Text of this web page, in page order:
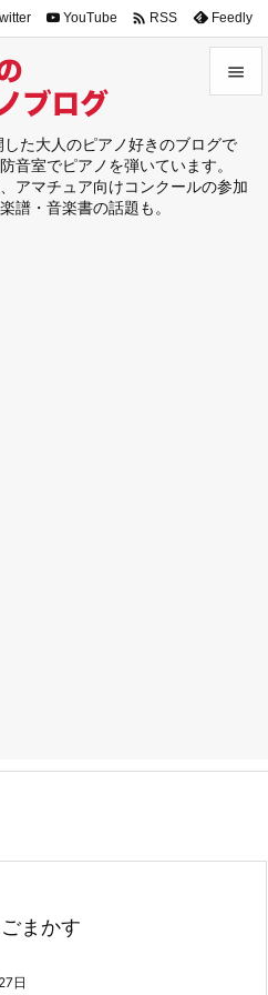
た大人のピアノ好きのブログで
音室でピアノを弾いています。
アマチュア向けコンクールの参加
譜・音楽書の話題も。

メニュ

サイド
YouTube  RSS Feedly
まかす
日